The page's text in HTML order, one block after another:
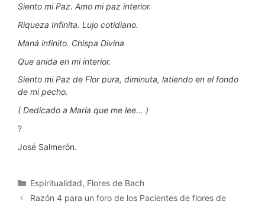
Siento mi Paz. Amo mi paz interior.
Riqueza Infinita. Lujo cotidiano.
Maná infinito. Chispa Divina
Que anida en mi interior.
Siento mi Paz de Flor pura, diminuta, latiendo en el fondo
de mi pecho.
( Dedicado a María que me lee… )
?
José Salmerón.
Categorías
Espiritualidad, Flores de Bach
Razón 4 para un foro de los Pacientes de flores de